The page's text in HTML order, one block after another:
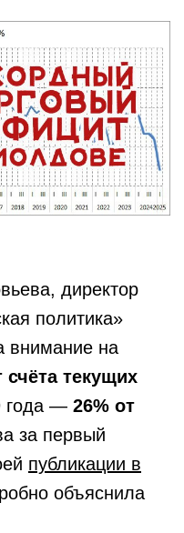
директор
политика»
внимание на
текущих
года — 26% от
за первый
публикации в
объяснила